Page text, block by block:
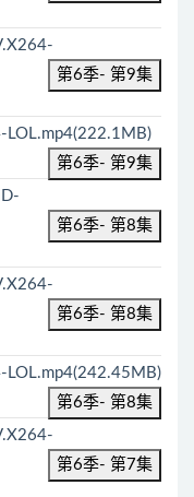
第6季- 第9集
LOL.mp4(222.1MB)
第6季- 第9集
第6季- 第8集
第6季- 第8集
LOL.mp4(242.45MB)
第6季- 第8集
第6季- 第7集